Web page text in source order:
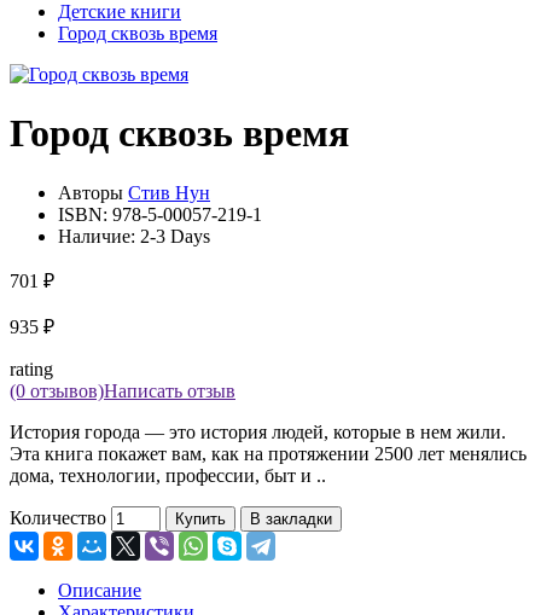
Детские книги
Город сквозь время
Город сквозь время
Авторы Стив Нун
ISBN: 978-5-00057-219-1
Наличие: 2-3 Days
701 ₽
935 ₽
rating
(0 отзывов)Написать отзыв
История города — это история людей, которые в нем жили.
Эта книга покажет вам, как на протяжении 2500 лет менялись
дома, технологии, профессии, быт и ..
Количество Купить В закладки
Описание